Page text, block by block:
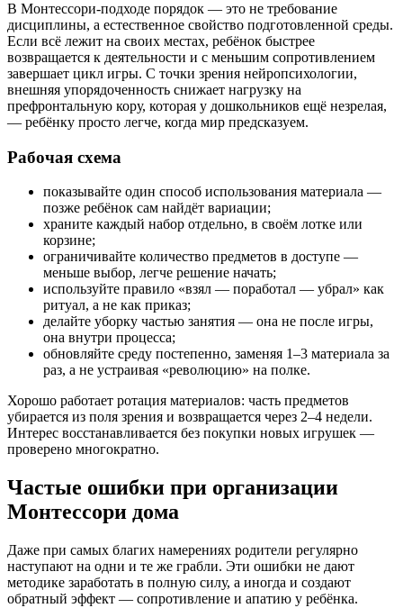
В Монтессори-подходе порядок — это не требование
дисциплины, а естественное свойство подготовленной среды.
Если всё лежит на своих местах, ребёнок быстрее
возвращается к деятельности и с меньшим сопротивлением
завершает цикл игры. С точки зрения нейропсихологии,
внешняя упорядоченность снижает нагрузку на
префронтальную кору, которая у дошкольников ещё незрелая,
— ребёнку просто легче, когда мир предсказуем.
Рабочая схема
показывайте один способ использования материала —
позже ребёнок сам найдёт вариации;
храните каждый набор отдельно, в своём лотке или
корзине;
ограничивайте количество предметов в доступе —
меньше выбор, легче решение начать;
используйте правило «взял — поработал — убрал» как
ритуал, а не как приказ;
делайте уборку частью занятия — она не после игры,
она внутри процесса;
обновляйте среду постепенно, заменяя 1–3 материала за
раз, а не устраивая «революцию» на полке.
Хорошо работает ротация материалов: часть предметов
убирается из поля зрения и возвращается через 2–4 недели.
Интерес восстанавливается без покупки новых игрушек —
проверено многократно.
Частые ошибки при организации
Монтессори дома
Даже при самых благих намерениях родители регулярно
наступают на одни и те же грабли. Эти ошибки не дают
методике заработать в полную силу, а иногда и создают
обратный эффект — сопротивление и апатию у ребёнка.